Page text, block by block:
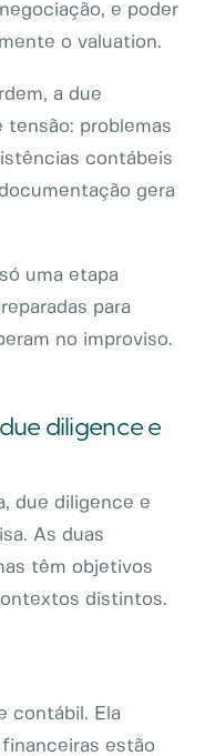
e poder
o valuation.
a due
tensão: problemas
contábeis
gera
uma etapa
para
no improviso.
diligence e
due diligence e
As duas
têm objetivos
distintos.
contábil. Ela
estão